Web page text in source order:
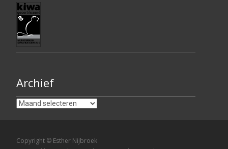
Archief
Archief
Copyright © Esther Nijbroek